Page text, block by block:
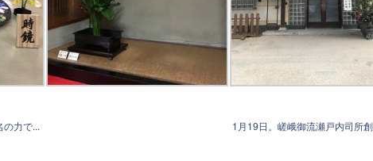
力で... 1月19日。嵯峨御流瀬戸内司所